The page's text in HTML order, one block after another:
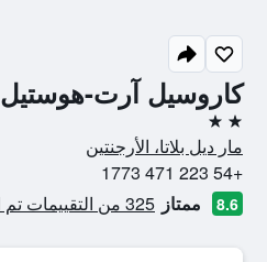
كاروسيل آرت-هوستيل
2 نجمتين
مار ديل بلاتا، الأرجنتين
+54 223 471 1773
8.6 ممتاز 325 من التقييمات تم التحقق منها